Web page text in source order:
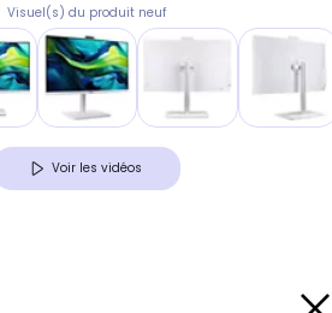
Visuel(s) du produit neuf
Voir les vidéos